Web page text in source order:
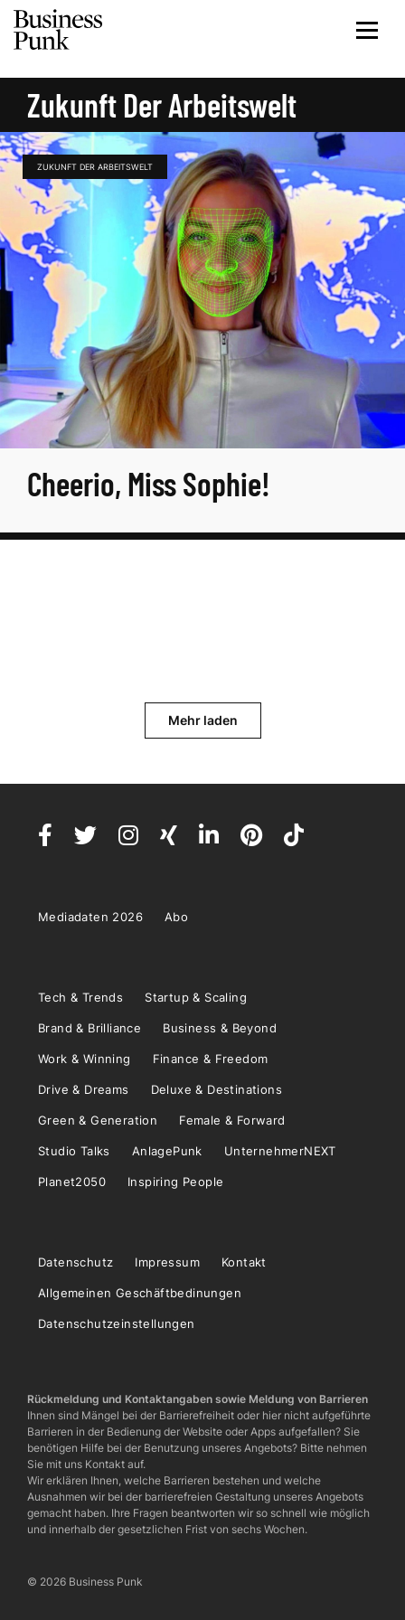
Zukunft Der Arbeitswelt
ZUKUNFT DER ARBEITSWELT
Cheerio, Miss Sophie!
Mehr laden
Mediadaten 2026 Abo
Tech & Trends Startup & Scaling
Brand & Brilliance Business & Beyond
Work & Winning Finance & Freedom
Drive & Dreams Deluxe & Destinations
Green & Generation Female & Forward
Studio Talks AnlagePunk UnternehmerNEXT
Planet2050 Inspiring People
Datenschutz Impressum Kontakt
Allgemeinen Geschäftbedinungen
Datenschutzeinstellungen
Rückmeldung und Kontaktangaben sowie Meldung von Barrieren
Ihnen sind Mängel bei der Barrierefreiheit oder hier nicht aufgeführte
Barrieren in der Bedienung der Website oder Apps aufgefallen? Sie
benötigen Hilfe bei der Benutzung unseres Angebots? Bitte nehmen
Sie mit uns Kontakt auf.
Wir erklären Ihnen, welche Barrieren bestehen und welche
Ausnahmen wir bei der barrierefreien Gestaltung unseres Angebots
gemacht haben. Ihre Fragen beantworten wir so schnell wie möglich
und innerhalb der gesetzlichen Frist von sechs Wochen.
© 2026 Business Punk